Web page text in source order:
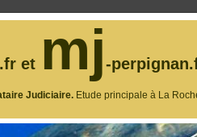
et mj-
Judiciaire. Etude principale à La